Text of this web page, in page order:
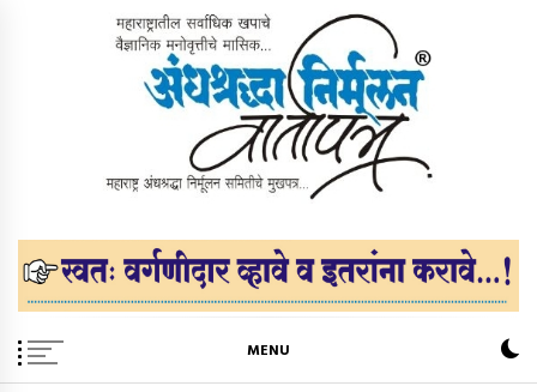
अंधश्रद्धा निर्मूलन वार्तापत्र ®
MENU